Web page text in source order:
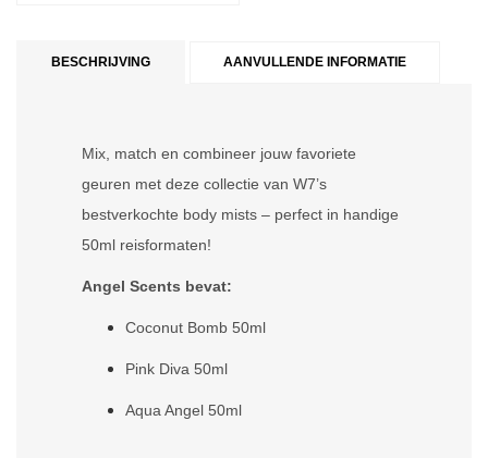
BESCHRIJVING AANVULLENDE INFORMATIE
Mix, match en combineer jouw favoriete
geuren met deze collectie van W7’s
bestverkochte body mists – perfect in handige
50ml reisformaten!
Angel Scents bevat:
Coconut Bomb 50ml
Pink Diva 50ml
Aqua Angel 50ml